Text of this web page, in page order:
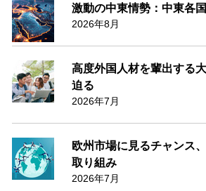
激動の中東情勢：中東各
2026年8月
高度外国人材を輩出する
迫る
2026年7月
欧州市場に見るチャンス
取り組み
2026年7月